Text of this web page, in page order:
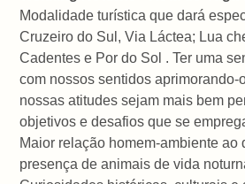
Modalidade turística que dará
Cruzeiro do Sul, Via Láctea; Lua
Cadentes e Por do Sol . Ter uma
com nossos sentidos aprimorando-
nossas atitudes sejam mais bem
objetivos e desafios que se
Maior relação homem-ambiente ao
presença de animais de vida